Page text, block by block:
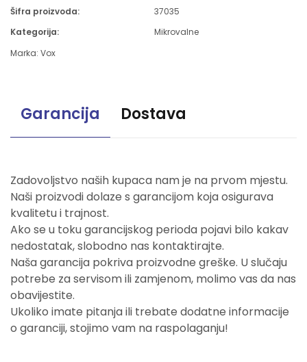
Šifra proizvoda:
37035
Kategorija:
Mikrovalne
Marka: Vox
Garancija Dostava
Zadovoljstvo naših kupaca nam je na prvom mjestu.
Naši proizvodi dolaze s garancijom koja osigurava
kvalitetu i trajnost.
Ako se u toku garancijskog perioda pojavi bilo kakav
nedostatak, slobodno nas kontaktirajte.
Naša garancija pokriva proizvodne greške. U slučaju
potrebe za servisom ili zamjenom, molimo vas da nas
obavijestite.
Ukoliko imate pitanja ili trebate dodatne informacije
o garanciji, stojimo vam na raspolaganju!